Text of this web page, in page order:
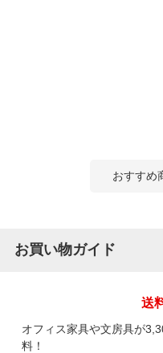
おすすめ
お買い物ガイド
送
オフィス家具や文房具が
料！